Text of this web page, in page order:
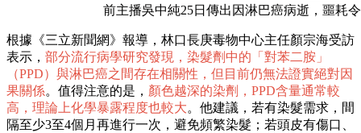
前主播吳中純25日傳出因淋巴癌病逝，噩耗
根據《三立新聞網》報導，林口長庚毒物中心主任顏宗海受訪
表示， 部分流行病學研究發現，染髮劑中的「對苯二胺」
（PPD）與淋巴癌之間存在相關性，但目前仍無法證實絕對因
果關係。值得注意的是， 顏色越深的染劑，PPD含量通常較
高，理論上化學暴露程度也較大。他建議，若有染髮需求，間
隔至少3至4個月再進行一次，避免頻繁染髮；若頭皮有傷口、